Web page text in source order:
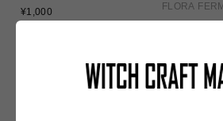
通
常
¥1,000
FLORA
通
格